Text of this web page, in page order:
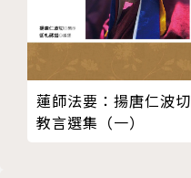
第八節 幾乎將以撒獻祭
第九節 撒拉的死和埋葬
第十一節 亞伯拉罕——
第四章 以撒、雅各、約瑟
蓮師法要：揚唐仁波切
教言選集（一）